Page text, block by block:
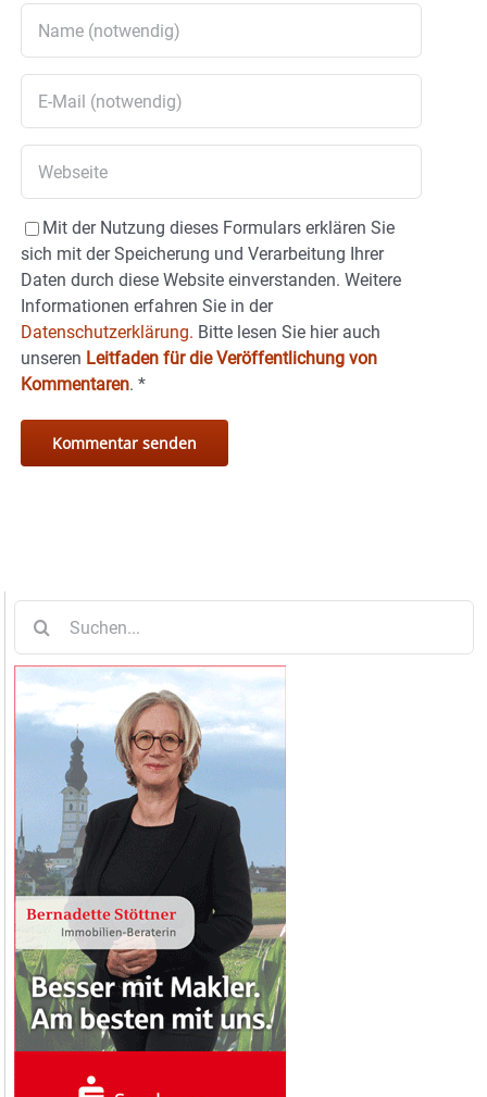
Mit der Nutzung dieses Formulars erklären Sie
sich mit der Speicherung und Verarbeitung Ihrer
Daten durch diese Website einverstanden. Weitere
Informationen erfahren Sie in der
Datenschutzerklärung. Bitte lesen Sie hier auch
unseren Leitfaden für die Veröffentlichung von
Kommentaren. *
nach: